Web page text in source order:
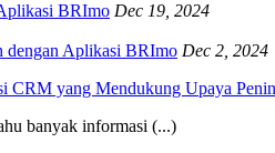
BRImo Dec 19, 2024
dengan Aplikasi BRImo Dec 2, 2024
CRM yang Mendukung Upaya
banyak informasi (...)